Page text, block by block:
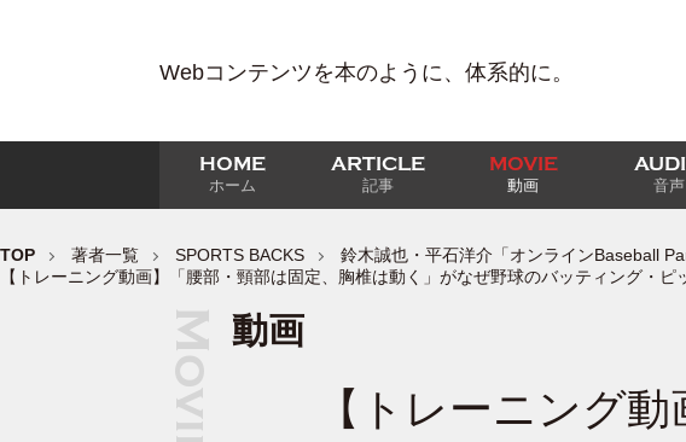
Webコンテンツを本のように、体系的に。
HOME
ホーム
ARTICLE
記事
MOVIE
動画 音声
TOP 著者一覧 SPORTS BACKS
鈴木誠也・平石洋介「オンラインBaseball
【トレーニング動画】「腰部・頸部は固定、胸椎は動く」がなぜ野球のバッティング・ピ
動画
【トレーニング